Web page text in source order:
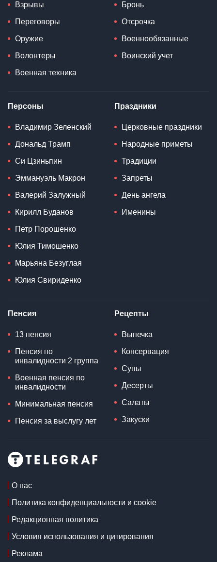
Взрывы
Переговоры
Оружие
Волонтеры
Военная техника
Бронь
Отсрочка
Военнообязанные
Воинский учет
Персоны
Владимир Зеленский
Дональд Трамп
Си Цзиньпин
Эммануэль Макрон
Валерий Залужный
Кирилл Буданов
Петр Порошенко
Юлия Тимошенко
Марьяна Безуглая
Юлия Свириденко
Праздники
Церковные праздники
Народные приметы
Традиции
Запреты
День ангела
Именины
Пенсия
13 пенсия
Пенсия по
инвалидности 2 группа
Военная пенсия по
инвалидности
Минимальная пенсия
Пенсия за выслугу лет
Рецепты
Выпечка
Консервация
Супы
Десерты
Салаты
Закуски
О нас
Политика конфиденциальности и cookie
Редакционная политика
Условия использования и цитирования
Реклама